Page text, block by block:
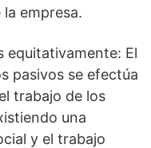
empresa.
equitativamente: El
pasivos se efectúa
trabajo de los
una
y el trabajo